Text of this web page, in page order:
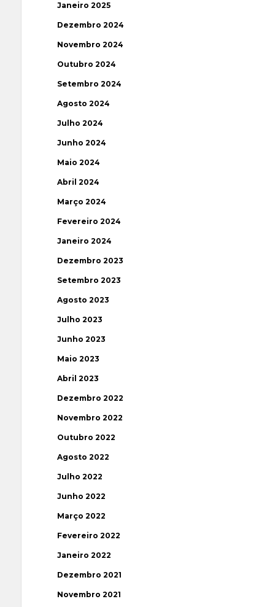
Janeiro 2025
Dezembro 2024
Novembro 2024
Outubro 2024
Setembro 2024
Agosto 2024
Julho 2024
Junho 2024
Maio 2024
Abril 2024
Março 2024
Fevereiro 2024
Janeiro 2024
Dezembro 2023
Setembro 2023
Agosto 2023
Julho 2023
Junho 2023
Maio 2023
Abril 2023
Dezembro 2022
Novembro 2022
Outubro 2022
Agosto 2022
Julho 2022
Junho 2022
Março 2022
Fevereiro 2022
Janeiro 2022
Dezembro 2021
Novembro 2021